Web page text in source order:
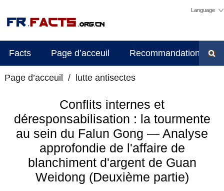
Language
Facts Page d’acceuil Recommandations
Page d’acceuil / lutte antisectes
Conflits internes et
déresponsabilisation : la tourmente
au sein du Falun Gong — Analyse
approfondie de l'affaire de
blanchiment d'argent de Guan
Weidong (Deuxième partie)